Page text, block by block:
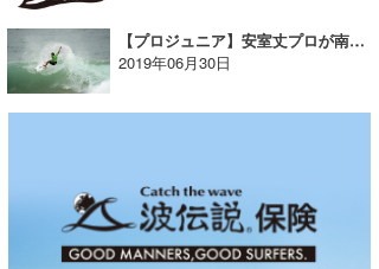
【プロジュニア】安室丈プロが南アフリカのバリトで4位フィニッシュ！
2019年06月30日